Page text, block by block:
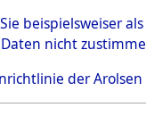
beispielsweiser
nicht
der Arolsen